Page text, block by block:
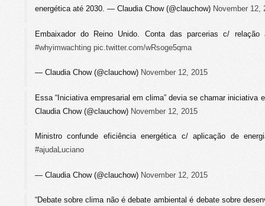
energética até 2030. — Claudia Chow (@clauchow) November 12,
Embaixador do Reino Unido. Conta das parcerias c/
#whyimwachting pic.twitter.com/wRsoge5qma
— Claudia Chow (@clauchow) November 12, 2015
Essa “Iniciativa empresarial em clima” devia se chamar
Claudia Chow (@clauchow) November 12, 2015
Ministro confunde eficiência energética c/ aplicação de
#ajudaLuciano
— Claudia Chow (@clauchow) November 12, 2015
“Debate sobre clima não é debate ambiental é debate sobre